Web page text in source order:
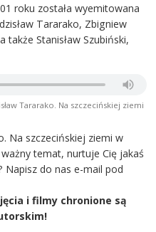
roku została wyemitowana
Tararako, Zbigniew
także Stanisław Szubiński,
Tararako. Na szczecińskiej ziemi
Na szczecińskiej ziemi w
temat, nurtuje Cię jakaś
Napisz do nas e-mail pod
i filmy chronione są